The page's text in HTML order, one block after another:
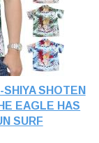
SHOTEN
EAGLE HAS
SURF